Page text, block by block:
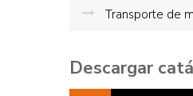
Transporte de
Descargar